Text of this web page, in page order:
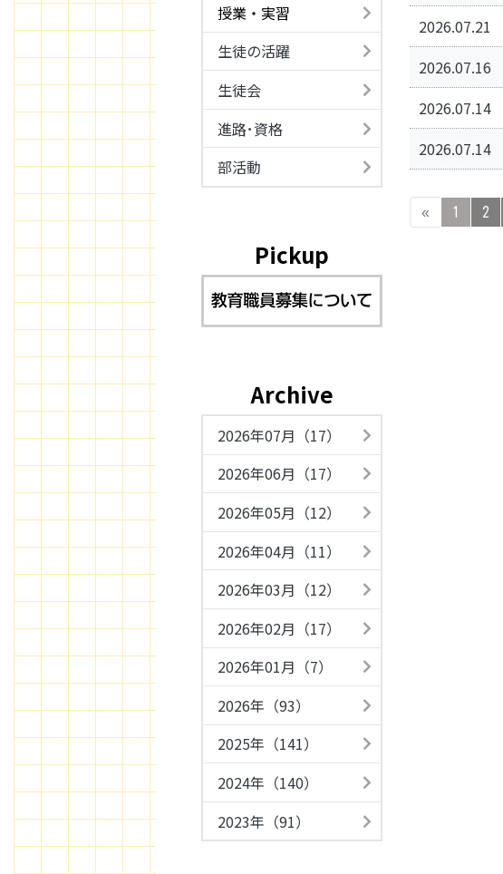
2026.07.21
2026.07.16
2026.07.14
2026.07.14
« 1 2
授業・実習
生徒の活躍
生徒会
進路･資格
部活動
Pickup
Archive
2026年07月（17）
2026年06月（17）
2026年05月（12）
2026年04月（11）
2026年03月（12）
2026年02月（17）
2026年01月（7）
2026年（93）
2025年（141）
2024年（140）
2023年（91）